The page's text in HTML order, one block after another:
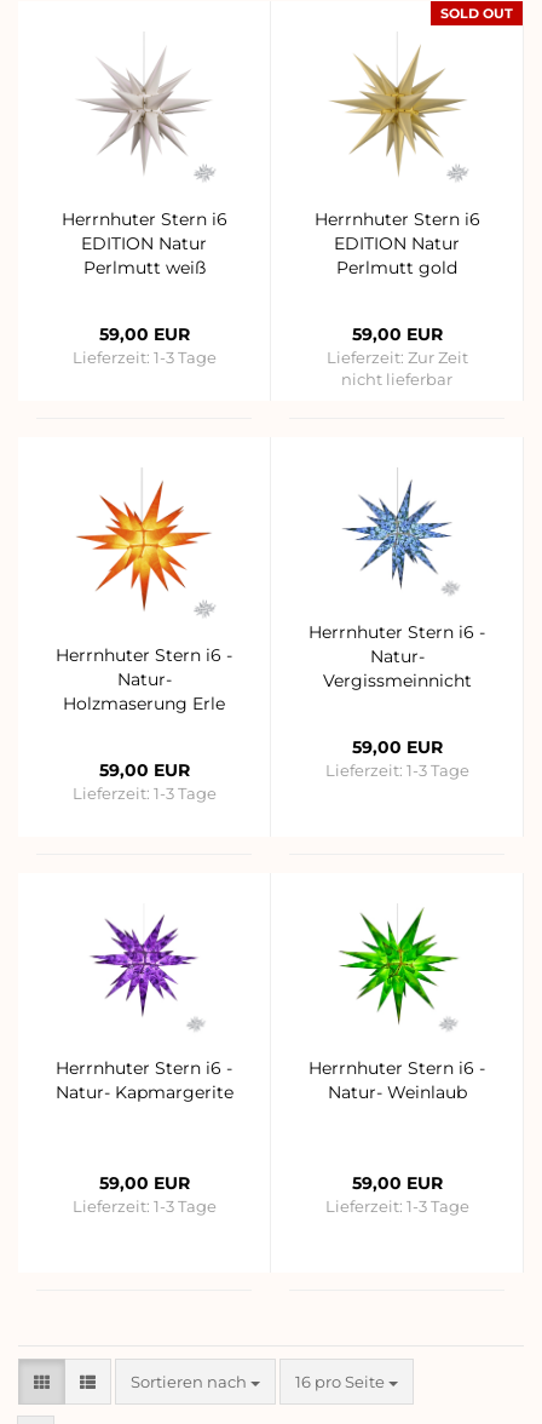
Herrnhuter Stern i6
EDITION Natur
Perlmutt weiß
59,00 EUR
Lieferzeit: 1-3 Tage
SOLD OUT
Herrnhuter Stern i6
EDITION Natur
Perlmutt gold
59,00 EUR
Lieferzeit: Zur Zeit
nicht lieferbar
Herrnhuter Stern i6 -
Natur-
Holzmaserung Erle
59,00 EUR
Lieferzeit: 1-3 Tage
Herrnhuter Stern i6 -
Natur-
Vergissmeinnicht
59,00 EUR
Lieferzeit: 1-3 Tage
Herrnhuter Stern i6 -
Natur- Kapmargerite
59,00 EUR
Lieferzeit: 1-3 Tage
Herrnhuter Stern i6 -
Natur- Weinlaub
59,00 EUR
Lieferzeit: 1-3 Tage
Sortieren nach
Sortieren nach 16 pro Seite
pro Seite